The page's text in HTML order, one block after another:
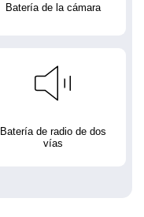
Batería de la cámara
Batería de radio de dos
vías